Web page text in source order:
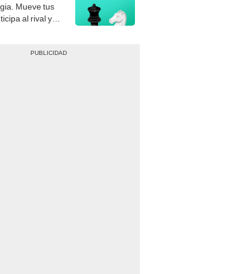
Mueve tus
al rival y